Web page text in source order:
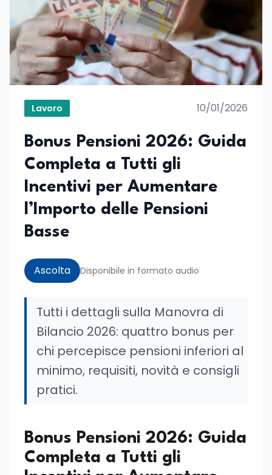
Lavoro 10/01/2026
Bonus Pensioni 2026: Guida
Completa a Tutti gli
Incentivi per Aumentare
l’Importo delle Pensioni
Basse
Ascolta Disponibile in formato audio
Tutti i dettagli sulla Manovra di
Bilancio 2026: quattro bonus per
chi percepisce pensioni inferiori al
minimo, requisiti, novità e consigli
pratici.
Bonus Pensioni 2026: Guida
Completa a Tutti gli